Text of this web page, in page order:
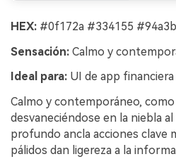
HEX: #0f172a #334155
Sensación: Calmo y
Ideal para: UI de app financiera
Calmo y contemporáneo,
desvaneciéndose en la niebla
profundo ancla acciones clave
pálidos dan ligereza a la